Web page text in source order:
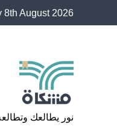
8th August 2026
مشكاة
نور يطالعك